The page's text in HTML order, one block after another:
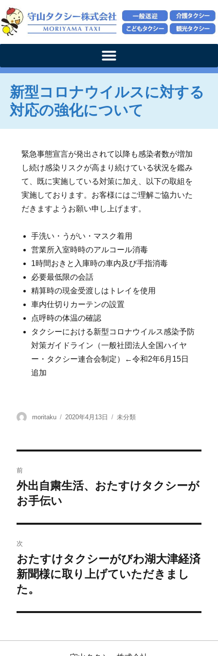
新型コロナウイルスに対する
対応の強化について
緊急事態宣言が発出されて以降も感染者数が増加
し続け感染リスクが高まり続けている状況を鑑み
て、既に実施している対策に加え、以下の取組を
実施しております。お客様にはご理解ご協力いた
だきますようお願い申し上げます。
手洗い・うがい・マスク着用
営業所入室時時のアルコール消毒
1時間おきと入庫時の車内及び手指消毒
必要最低限の会話
精算時の現金受渡しはトレイを使用
車内仕切りカーテンの設置
点呼時の体温の確認
タクシーにおける新型コロナウイルス感染予防
対策ガイドライン（一般社団法人全国ハイヤ
ー・タクシー連合会制定）←令和2年6月15日
追加
moritaku 2020年4月13日 未分類
前
外出自粛生活、おたすけタクシーが
お手伝い
次
おたすけタクシーがびわ湖大津経済
新聞様に取り上げていただきまし
た。